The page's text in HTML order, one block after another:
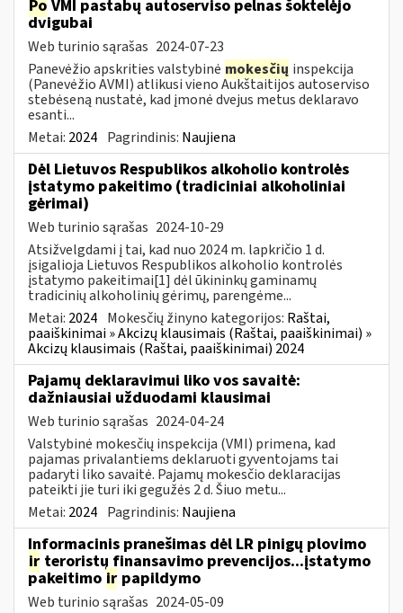
Po VMI pastabų autoserviso pelnas šoktelėjo
dvigubai
Web turinio sąrašas 2024-07-23
Panevėžio apskrities valstybinė mokesčių inspekcija
(Panevėžio AVMI) atlikusi vieno Aukštaitijos autoserviso
stebėseną nustatė, kad įmonė dvejus metus deklaravo
esanti...
Metai: 2024 Pagrindinis: Naujiena
Dėl Lietuvos Respublikos alkoholio kontrolės
įstatymo pakeitimo (tradiciniai alkoholiniai
gėrimai)
Web turinio sąrašas 2024-10-29
Atsižvelgdami į tai, kad nuo 2024 m. lapkričio 1 d.
įsigalioja Lietuvos Respublikos alkoholio kontrolės
įstatymo pakeitimai[1] dėl ūkininkų gaminamų
tradicinių alkoholinių gėrimų, parengėme...
Metai: 2024 Mokesčių žinyno kategorijos: Raštai,
paaiškinimai » Akcizų klausimais (Raštai, paaiškinimai) »
Akcizų klausimais (Raštai, paaiškinimai) 2024
Pajamų deklaravimui liko vos savaitė:
dažniausiai užduodami klausimai
Web turinio sąrašas 2024-04-24
Valstybinė mokesčių inspekcija (VMI) primena, kad
pajamas privalantiems deklaruoti gyventojams tai
padaryti liko savaitė. Pajamų mokesčio deklaracijas
pateikti jie turi iki gegužės 2 d. Šiuo metu...
Metai: 2024 Pagrindinis: Naujiena
Informacinis pranešimas dėl LR pinigų plovimo
ir teroristų finansavimo prevencijos...įstatymo
pakeitimo ir papildymo
Web turinio sąrašas 2024-05-09